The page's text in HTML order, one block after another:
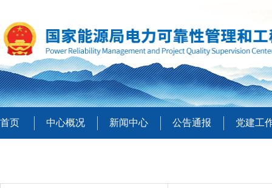
首页 中心概况 新闻中心 公告通报 党建工